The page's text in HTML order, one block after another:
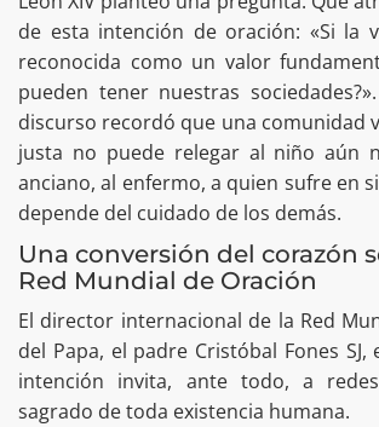
de esta intención de oración: «Si la
reconocida como un valor
pueden tener nuestras
discurso recordó que una comunidad
justa no puede relegar al niño aún
anciano, al enfermo, a quien sufre en
depende del cuidado de los demás.
Una conversión del corazón
Red Mundial de Oración
El director internacional de la Red
del Papa, el padre Cristóbal Fones SJ,
intención invita, ante todo, a
sagrado de toda existencia humana.